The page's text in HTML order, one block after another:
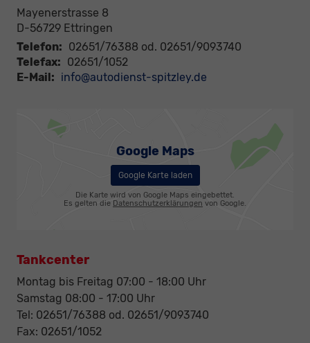
Mayenerstrasse 8
D-56729 Ettringen
Telefon: 02651/76388 od. 02651/9093740
Telefax: 02651/1052
E-Mail: info@autodienst-spitzley.de
Google Maps
Google Karte laden
Die Karte wird von Google Maps eingebettet.
Es gelten die Datenschutzerklärungen von Google.
Tankcenter
Montag bis Freitag 07:00 - 18:00 Uhr
Samstag 08:00 - 17:00 Uhr
Tel: 02651/76388 od. 02651/9093740
Fax: 02651/1052